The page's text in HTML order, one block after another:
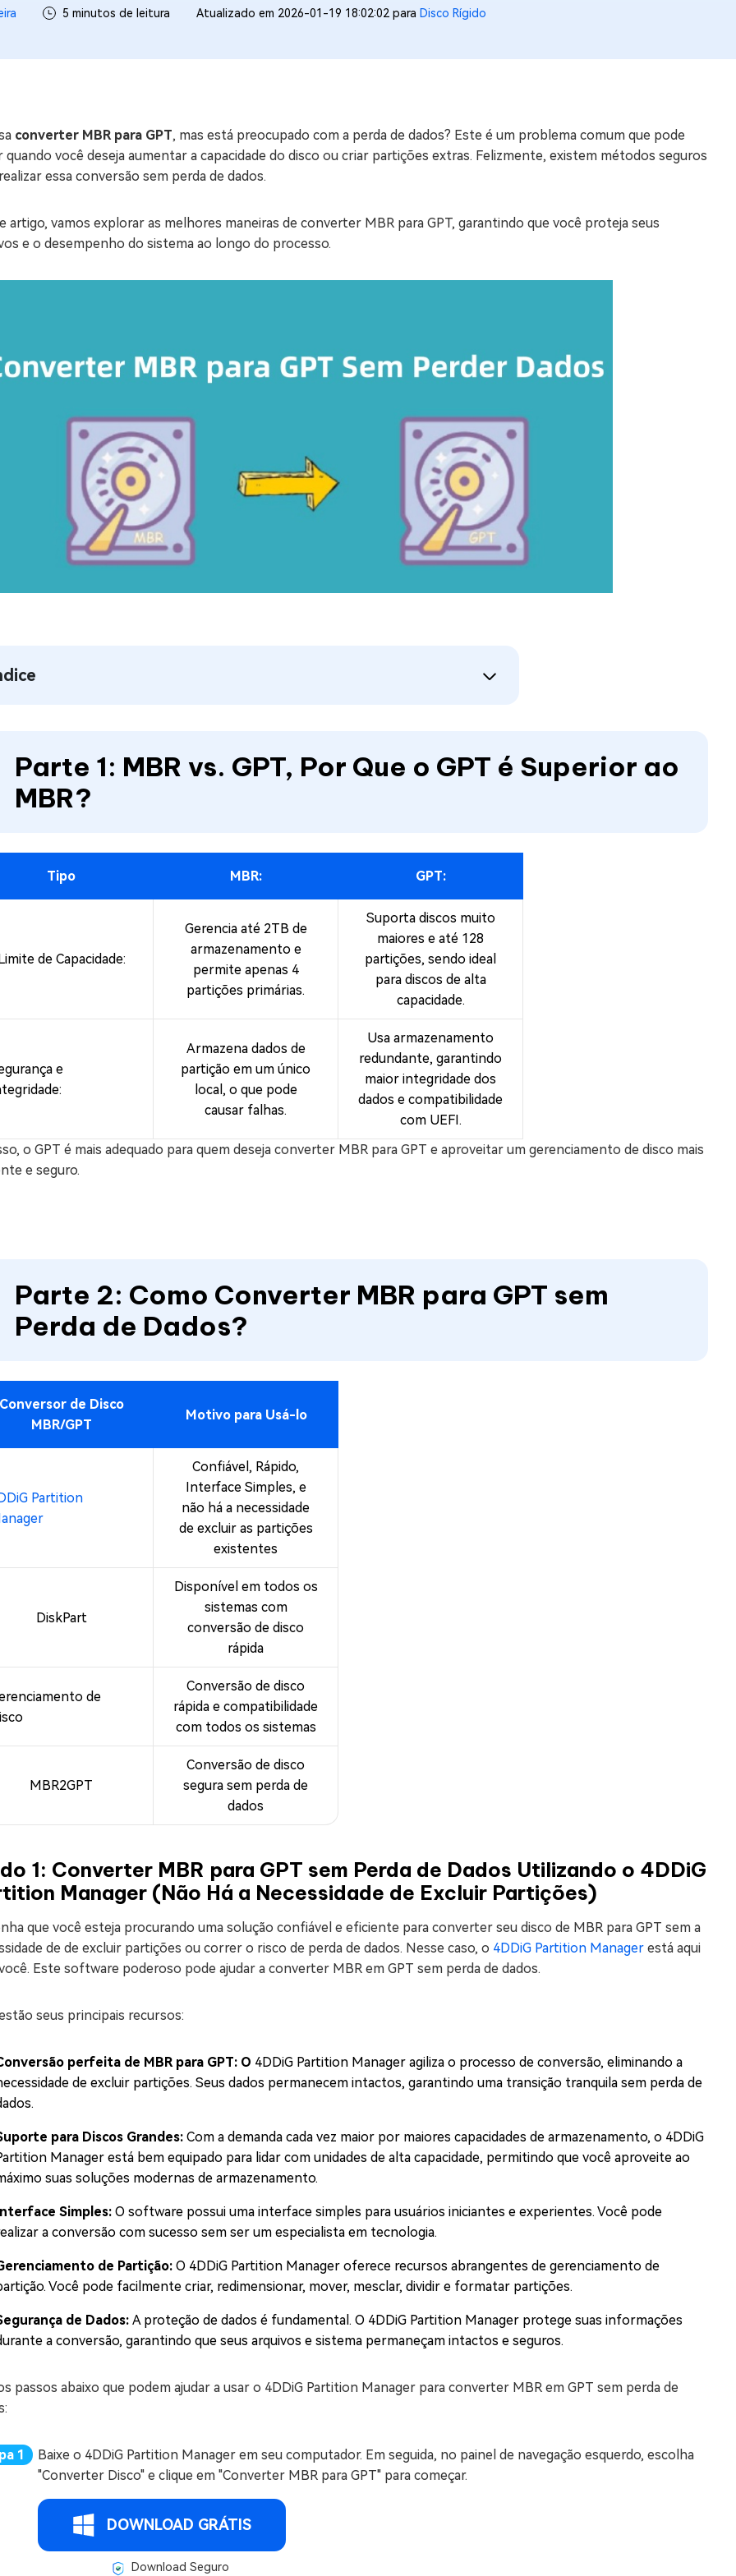
Android
Excluir arquivos duplicados e limpar arquivos inúteis no Mac
Mac Boot Genius
Corrigir Erros de Mac Grátis
Verificador de Atualização do Windows 11 Grátis
5 minutos de leitura Atualizado em 2026-01-19 18:02:02 para Disco Rígido
converter MBR para GPT, mas está preocupado com a perda de dados? Este é um problema comum que pode
quando você deseja aumentar a capacidade do disco ou criar partições extras. Felizmente, existem métodos seguros
essa conversão sem perda de dados.
artigo, vamos explorar as melhores maneiras de converter MBR para GPT, garantindo que você proteja seus
e o desempenho do sistema ao longo do processo.
Parte 1: MBR vs. GPT, Por Que o GPT é Superior ao
MBR?
Tipo MBR: GPT:
de Capacidade:
Gerencia até 2TB de
armazenamento e
permite apenas 4
partições primárias.
Suporta discos muito
maiores e até 128
partições, sendo ideal
para discos de alta
capacidade.
e
Armazena dados de
partição em um único
local, o que pode
causar falhas.
Usa armazenamento
redundante, garantindo
maior integridade dos
dados e compatibilidade
com UEFI.
o GPT é mais adequado para quem deseja converter MBR para GPT e aproveitar um gerenciamento de disco mais
e seguro.
Parte 2: Como Converter MBR para GPT sem
Perda de Dados?
de Disco
MBR/GPT
Motivo para Usá-lo
Partition
Confiável, Rápido,
Interface Simples, e
não há a necessidade
de excluir as partições
existentes
DiskPart
Disponível em todos os
sistemas com
conversão de disco
rápida
de
Conversão de disco
rápida e compatibilidade
com todos os sistemas
MBR2GPT
Conversão de disco
segura sem perda de
dados
1: Converter MBR para GPT sem Perda de Dados Utilizando o 4DDiG
Manager (Não Há a Necessidade de Excluir Partições)
que você esteja procurando uma solução confiável e eficiente para converter seu disco de MBR para GPT sem a
de de excluir partições ou correr o risco de perda de dados. Nesse caso, o 4DDiG Partition Manager está aqui
Este software poderoso pode ajudar a converter MBR em GPT sem perda de dados.
seus principais recursos:
perfeita de MBR para GPT: O 4DDiG Partition Manager agiliza o processo de conversão, eliminando a
de excluir partições. Seus dados permanecem intactos, garantindo uma transição tranquila sem perda de
para Discos Grandes: Com a demanda cada vez maior por maiores capacidades de armazenamento, o 4DDiG
Manager está bem equipado para lidar com unidades de alta capacidade, permitindo que você aproveite ao
suas soluções modernas de armazenamento.
Simples: O software possui uma interface simples para usuários iniciantes e experientes. Você pode
a conversão com sucesso sem ser um especialista em tecnologia.
de Partição: O 4DDiG Partition Manager oferece recursos abrangentes de gerenciamento de
Você pode facilmente criar, redimensionar, mover, mesclar, dividir e formatar partições.
de Dados: A proteção de dados é fundamental. O 4DDiG Partition Manager protege suas informações
a conversão, garantindo que seus arquivos e sistema permaneçam intactos e seguros.
passos abaixo que podem ajudar a usar o 4DDiG Partition Manager para converter MBR em GPT sem perda de
Baixe o 4DDiG Partition Manager em seu computador. Em seguida, no painel de navegação esquerdo, escolha
"Converter Disco" e clique em "Converter MBR para GPT" para começar.
DOWNLOAD GRÁTIS
Download Seguro